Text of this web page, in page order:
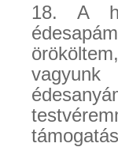
18. A